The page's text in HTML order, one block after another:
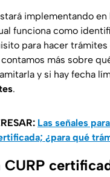
implementando en
funciona como
para hacer
más sobre
y si hay fecha
.
Las señales
¿para qué
CURP